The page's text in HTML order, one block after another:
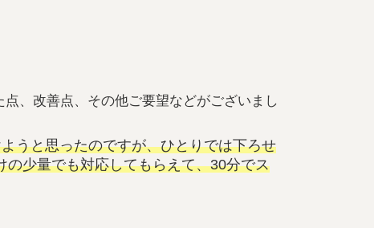
、改善点、その他ご要望などがございまし
うと思ったのですが、ひとりでは下ろせ
少量でも対応してもらえて、30分でス